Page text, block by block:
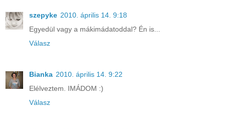
szepyke 2010. április 14. 9:18
Egyedül vagy a mákimádatoddal? Én is...
Válasz
Bianka 2010. április 14. 9:22
Elélveztem. IMÁDOM :)
Válasz